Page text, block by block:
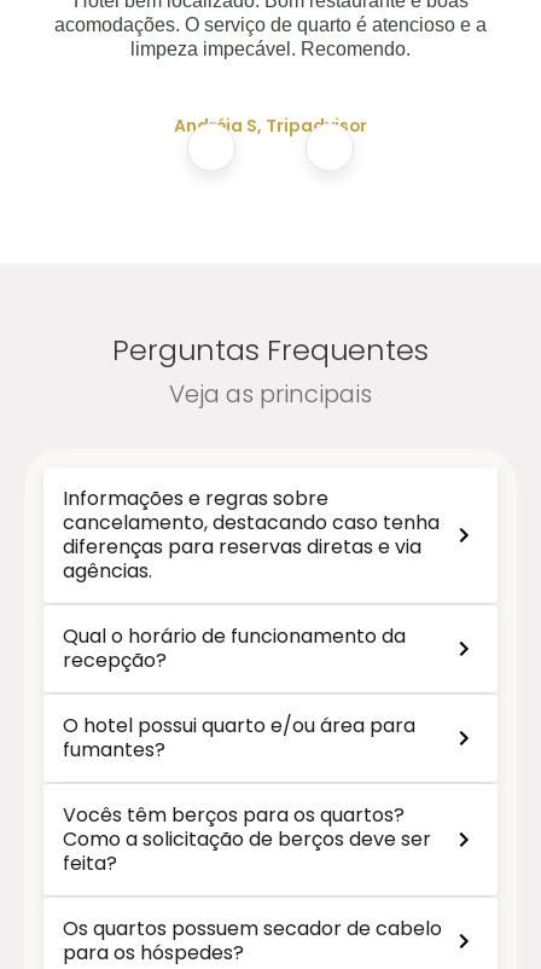
acomodações. O serviço de quarto é atencioso e a
limpeza impecável. Recomendo.
Andréia S, Tripadvisor
Perguntas Frequentes
Veja as principais
Informações e regras sobre
cancelamento, destacando caso tenha
diferenças para reservas diretas e via
agências.
Qual o horário de funcionamento da
recepção?
O hotel possui quarto e/ou área para
fumantes?
Vocês têm berços para os quartos?
Como a solicitação de berços deve ser
feita?
Os quartos possuem secador de cabelo
para os hóspedes?